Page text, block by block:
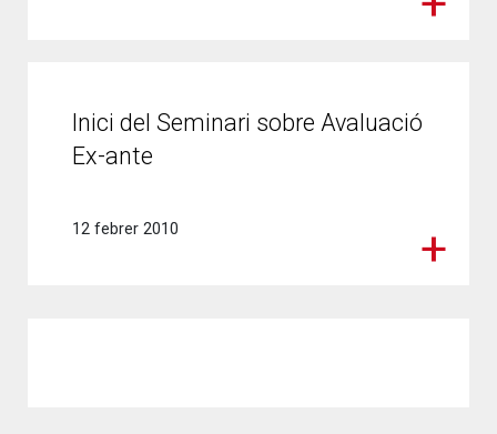
Inici del Seminari sobre Avaluació
Ex-ante
12 febrer 2010